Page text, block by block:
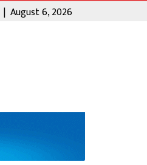
| August 6, 2026